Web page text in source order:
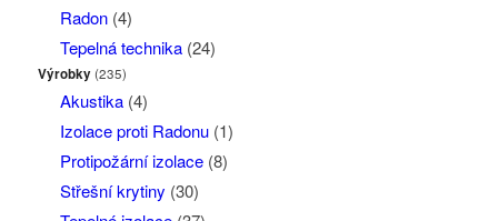
Radon(4)
Tepelná technika(24)
Výrobky(235)
Akustika(4)
Izolace proti Radonu(1)
Protipožární izolace(8)
Střešní krytiny (30)